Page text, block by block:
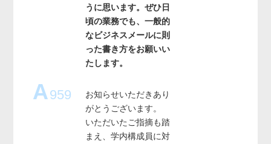
うに思います。ぜひ日
頃の業務でも、一般的
なビジネスメールに則
った書き方をお願いい
たします。
A959
お知らせいただきあり
がとうございます。
いただいたご指摘も踏
まえ、学内構成員に対